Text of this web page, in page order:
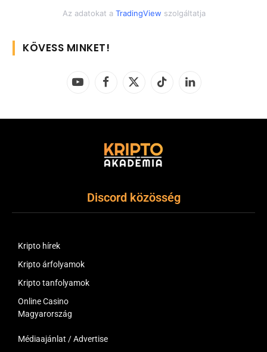
Az adatokat a TradingView szolgáltatja
KÖVESS MINKET!
YouTubeFacebook
X
TikTok LinkedIn
Discord közösség
Kripto hírek
Kripto árfolyamok
Kripto tanfolyamok
Online Casino
Magyarország
Médiaajánlat / Advertise